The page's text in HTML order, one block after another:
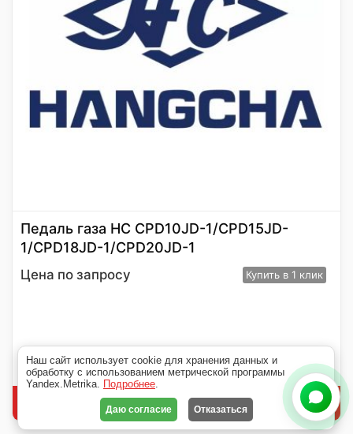
Педаль газа HС CPD10JD-1/CPD15JD-
1/CPD18JD-1/CPD20JD-1
Цена по запросу Купить в 1 клик
Читать далее
Наш сайт использует cookie для хранения данных и
обработку с использованием метрической программы
Yandex.Metrika. Подробнее.
Даю согласие Отказаться